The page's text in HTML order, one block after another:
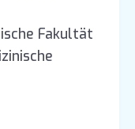
Fakultät